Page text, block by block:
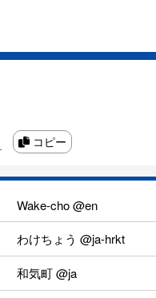
コピー
Wake-cho @en
わけちょう @ja-hrkt
和気町 @ja